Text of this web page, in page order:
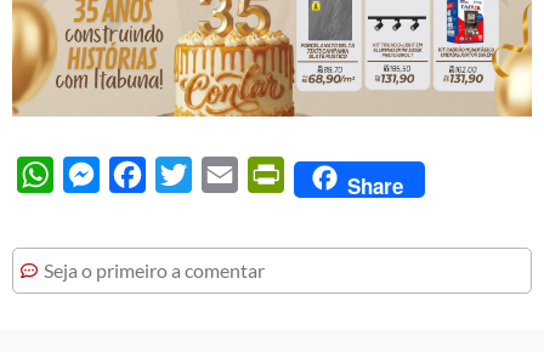
WhatsAppMessengerFacebook
Twitter Email PrintFriendly
Share
Seja o primeiro a comentar